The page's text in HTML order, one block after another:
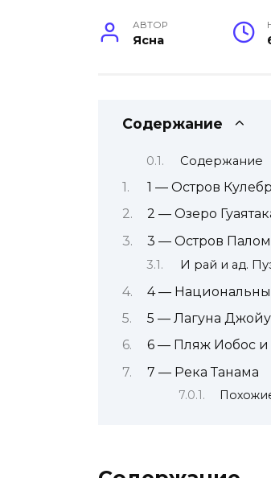
АВТОР
Ясна
Содержание
Содержание
1 — Остров
2 — Озеро
3 — Остров
И рай и ад.
4 —
5 — Лагуна
6 — Пляж Иобос и
7 — Река Танама